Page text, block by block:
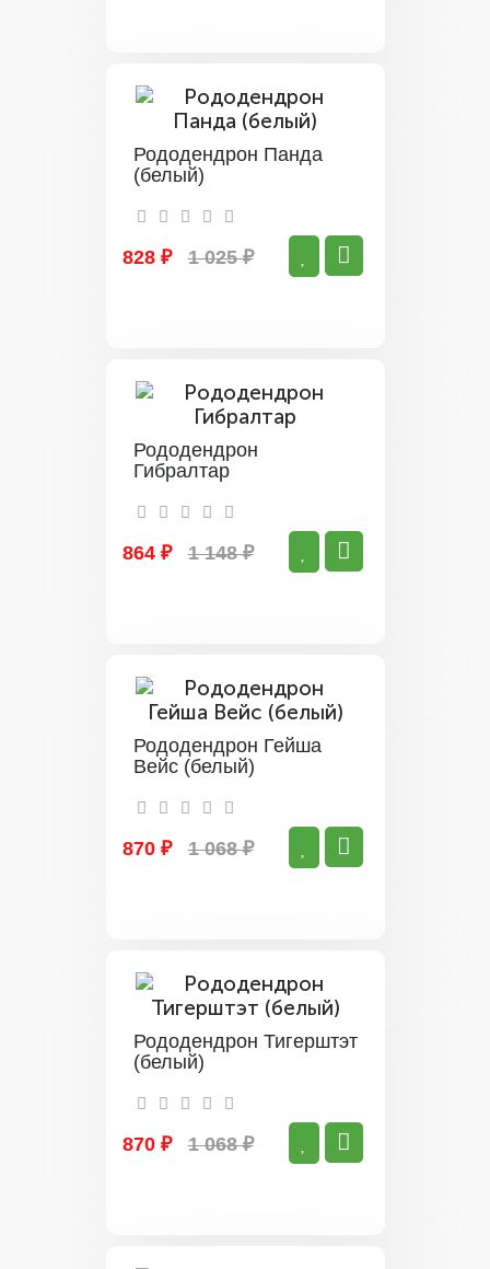
Рододендрон Панда
(белый)
828 ₽ 1 025 ₽
Рододендрон
Гибралтар
864 ₽ 1 148 ₽
Рододендрон Гейша
Вейс (белый)
870 ₽ 1 068 ₽
Рододендрон Тигерштэт
(белый)
870 ₽ 1 068 ₽